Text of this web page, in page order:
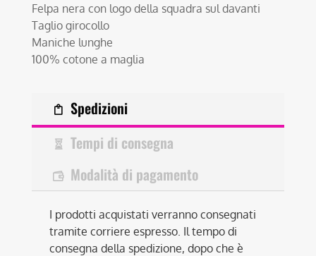
Felpa nera con logo della squadra sul davanti
Taglio girocollo
Maniche lunghe
100% cotone a maglia
Spedizioni
Tempi di consegna
Modalità di pagamento
I prodotti acquistati verranno consegnati
tramite corriere espresso. Il tempo di
consegna della spedizione, dopo che è